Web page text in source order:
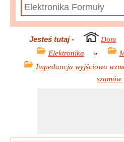
Jesteś tutaj- Dom
Elektronika
»
Impedancja wyjściowa
szumów